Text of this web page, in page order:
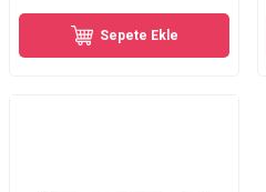
Sepete Ekle